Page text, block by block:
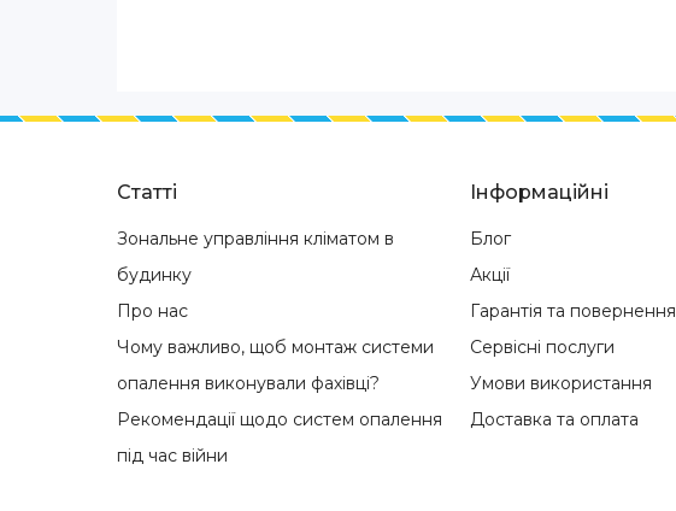
Статті
Зональне управління кліматом в
будинку
Про нас
Чому важливо, щоб монтаж системи
опалення виконували фахівці?
Рекомендації щодо систем опалення
під час війни
Інформаційні
Блог
Акції
Гарантія та повернення
Сервісні послуги
Умови використання
Доставка та оплата